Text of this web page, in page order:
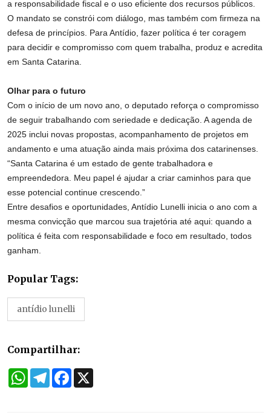
a responsabilidade fiscal e o uso eficiente dos recursos públicos.
O mandato se constrói com diálogo, mas também com firmeza na
defesa de princípios. Para Antídio, fazer política é ter coragem
para decidir e compromisso com quem trabalha, produz e acredita
em Santa Catarina.
Olhar para o futuro
Com o início de um novo ano, o deputado reforça o compromisso
de seguir trabalhando com seriedade e dedicação. A agenda de
2025 inclui novas propostas, acompanhamento de projetos em
andamento e uma atuação ainda mais próxima dos catarinenses.
“Santa Catarina é um estado de gente trabalhadora e
empreendedora. Meu papel é ajudar a criar caminhos para que
esse potencial continue crescendo.”
Entre desafios e oportunidades, Antídio Lunelli inicia o ano com a
mesma convicção que marcou sua trajetória até aqui: quando a
política é feita com responsabilidade e foco em resultado, todos
ganham.
Popular Tags:
antídio lunelli
Compartilhar:
WhatsApp
TelegramFacebook